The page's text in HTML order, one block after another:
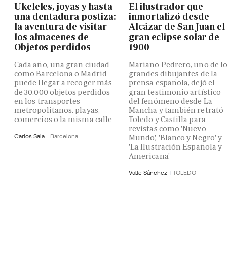
Ukeleles, joyas y hasta
una dentadura postiza:
la aventura de visitar
los almacenes de
Objetos perdidos
Cada año, una gran ciudad
como Barcelona o Madrid
puede llegar a recoger más
de 30.000 objetos perdidos
en los transportes
metropolitanos, playas,
comercios o la misma calle
Carlos Sala Barcelona
El ilustrador que
inmortalizó desde
Alcázar de San Juan el
gran eclipse solar de
1900
Mariano Pedrero, uno de
grandes dibujantes de la
prensa española, dejó el
gran testimonio artístico
del fenómeno desde La
Mancha y también retrató
Toledo y Castilla para
revistas como 'Nuevo
Mundo', 'Blanco y Negro' y
'La Ilustración Española y
Americana'
Valle Sánchez TOLEDO